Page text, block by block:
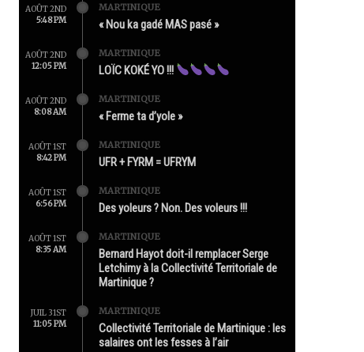
AOÛT 2ND
5:48 PM
MARTINIQUE
« Nou ka gadé MAS pasé »
AOÛT 2ND
12:05 PM
MARTINIQUE
LOÏC KOKÉ YO !!!
AOÛT 2ND
8:08 AM
MARTINIQUE
« Ferme ta d’yole »
AOÛT 1ST
8:42 PM
MARTINIQUE
UFR + FYRM = UFRYM
AOÛT 1ST
6:56 PM
MARTINIQUE
Des yoleurs ? Non. Des voleurs !!!
AOÛT 1ST
8:35 AM
MARTINIQUE
Bernard Hayot doit-il remplacer Serge
Letchimy à la Collectivité Territoriale de
Martinique ?
JUIL 31ST
11:05 PM
MARTINIQUE
Collectivité Territoriale de Martinique : les
salaires ont les fesses à l’air